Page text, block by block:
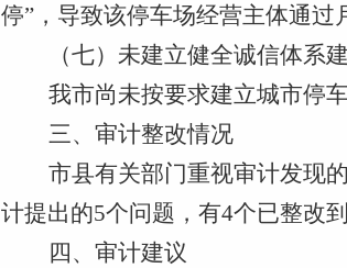
停”，导致该停车场经营主体通过
（七）未建立健全诚信体系
我市尚未按要求建立城市停
三、审计整改情况
市县有关部门重视审计发现
计提出的5个问题，有4个已整改
四、审计建议